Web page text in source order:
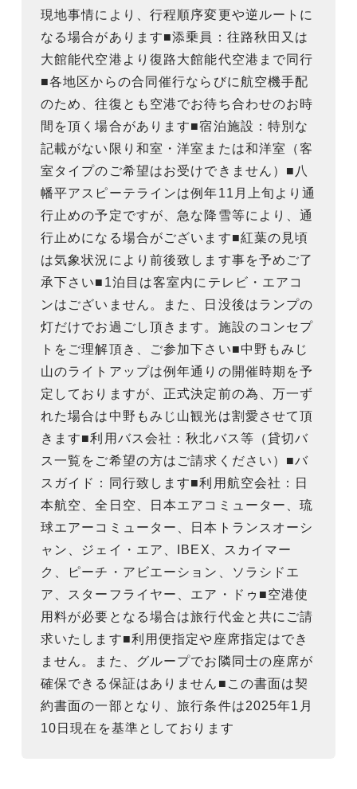
現地事情により、行程順序変更や逆ルートに
なる場合があります■添乗員：往路秋田又は
大館能代空港より復路大館能代空港まで同行
■各地区からの合同催行ならびに航空機手配
のため、往復とも空港でお待ち合わせのお時
間を頂く場合があります■宿泊施設：特別な
記載がない限り和室・洋室または和洋室（客
室タイプのご希望はお受けできません）■八
幡平アスピーテラインは例年11月上旬より通
行止めの予定ですが、急な降雪等により、通
行止めになる場合がございます■紅葉の見頃
は気象状況により前後致します事を予めご了
承下さい■1泊目は客室内にテレビ・エアコ
ンはございません。また、日没後はランプの
灯だけでお過ごし頂きます。施設のコンセプ
トをご理解頂き、ご参加下さい■中野もみじ
山のライトアップは例年通りの開催時期を予
定しておりますが、正式決定前の為、万一ず
れた場合は中野もみじ山観光は割愛させて頂
きます■利用バス会社：秋北バス等（貸切バ
ス一覧をご希望の方はご請求ください）■バ
スガイド：同行致します■利用航空会社：日
本航空、全日空、日本エアコミューター、琉
球エアーコミューター、日本トランスオーシ
ャン、ジェイ・エア、IBEX、スカイマー
ク、ピーチ・アビエーション、ソラシドエ
ア、スターフライヤー、エア・ドゥ■空港使
用料が必要となる場合は旅行代金と共にご請
求いたします■利用便指定や座席指定はでき
ません。また、グループでお隣同士の座席が
確保できる保証はありません■この書面は契
約書面の一部となり、旅行条件は2025年1月
10日現在を基準としております